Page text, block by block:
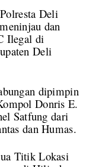
Deli
dan
Ilegal di
Deli
dipimpin
Donris E.
Satfung dari
dan Humas.
Titik Lokasi